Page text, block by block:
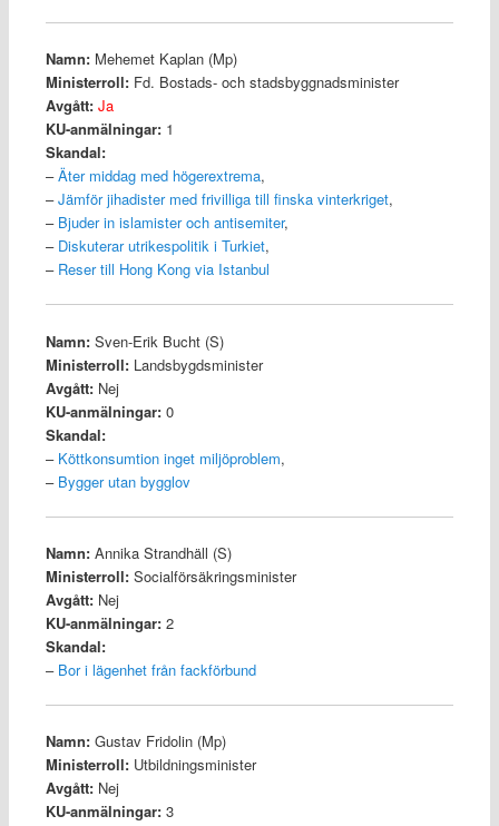
Namn:Mehemet Kaplan (Mp)
Ministerroll:Fd. Bostads- och stadsbyggnadsminister
Avgått: Ja
KU-anmälningar:1
Skandal:
–Äter middag med högerextrema,
–Jämför jihadister med frivilliga till finska vinterkriget,
– Bjuder in islamister och antisemiter,
– Diskuterar utrikespolitik i Turkiet,
– Reser till Hong Kong via Istanbul
Namn:Sven-Erik Bucht (S)
Ministerroll:Landsbygdsminister
Avgått:Nej
KU-anmälningar:0
Skandal:
– Köttkonsumtion inget miljöproblem,
– Bygger utan bygglov
Namn:Annika Strandhäll (S)
Ministerroll:Socialförsäkringsminister
Avgått:Nej
KU-anmälningar:2
Skandal:
– Bor i lägenhet från fackförbund
Namn:Gustav Fridolin (Mp)
Ministerroll:Utbildningsminister
Avgått:Nej
KU-anmälningar:3